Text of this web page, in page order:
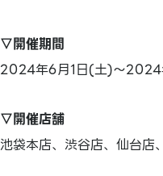
▽開催期間
2024年6月1日(土)～
▽開催店舗
池袋本店、渋谷店、仙台店